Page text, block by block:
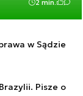
2 min.
w Sądzie
Pisze o